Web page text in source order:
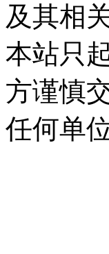
及其相
本站只
方谨慎
任何单